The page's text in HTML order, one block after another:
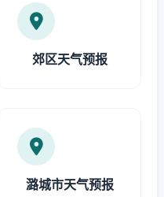
郊区天气预报
潞城市天气预报